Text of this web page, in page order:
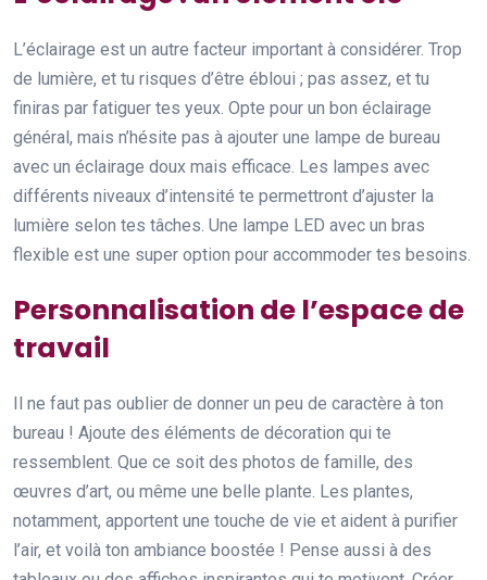
L’éclairage est un autre facteur important à considérer. Trop
de lumière, et tu risques d’être ébloui ; pas assez, et tu
finiras par fatiguer tes yeux. Opte pour un bon éclairage
général, mais n’hésite pas à ajouter une lampe de bureau
avec un éclairage doux mais efficace. Les lampes avec
différents niveaux d’intensité te permettront d’ajuster la
lumière selon tes tâches. Une lampe LED avec un bras
flexible est une super option pour accommoder tes besoins.
Personnalisation de l’espace de
travail
Il ne faut pas oublier de donner un peu de caractère à ton
bureau ! Ajoute des éléments de décoration qui te
ressemblent. Que ce soit des photos de famille, des
œuvres d’art, ou même une belle plante. Les plantes,
notamment, apportent une touche de vie et aident à purifier
l’air, et voilà ton ambiance boostée ! Pense aussi à des